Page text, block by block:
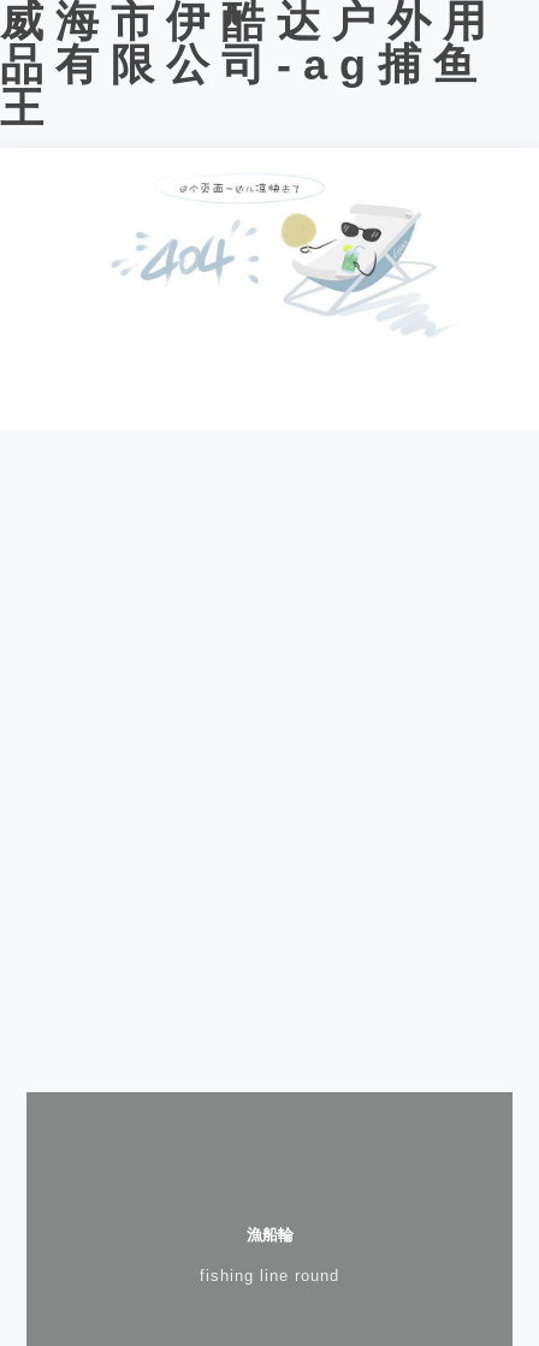
威海市伊酷达户外用
品有限公司-ag捕鱼
王
漁船輪
fishing line round